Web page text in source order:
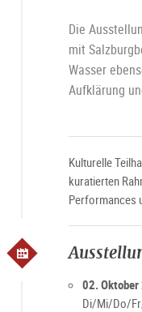
Die
mit
Wasser
Aufklärung
Kulturelle
kuratierten
Performances
02.
Di/Mi/Do/